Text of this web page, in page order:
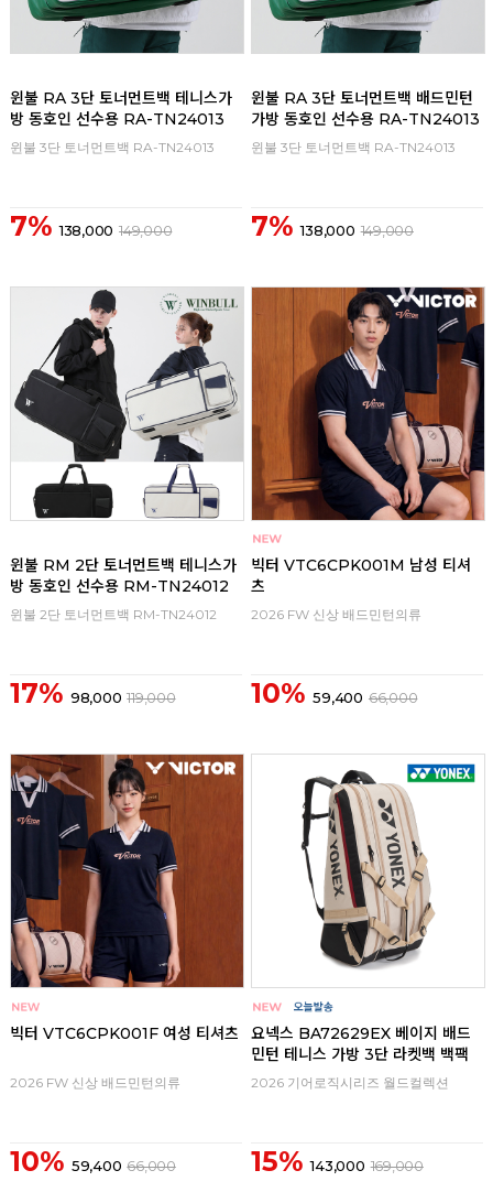
윈불 RA 3단 토너먼트백 테니스가
방 동호인 선수용 RA-TN24013
윈불 3단 토너먼트백 RA-TN24013
7% 138,000 149,000
윈불 RA 3단 토너먼트백 배드민턴
가방 동호인 선수용 RA-TN24013
윈불 3단 토너먼트백 RA-TN24013
7% 138,000 149,000
윈불 RM 2단 토너먼트백 테니스가
방 동호인 선수용 RM-TN24012
윈불 2단 토너먼트백 RM-TN24012
17% 98,000 119,000
빅터 VTC6CPK001M 남성 티셔
츠
2026 FW 신상 배드민턴의류
10% 59,400 66,000
빅터 VTC6CPK001F 여성 티셔츠
2026 FW 신상 배드민턴의류
10% 59,400 66,000
요넥스 BA72629EX 베이지 배드
민턴 테니스 가방 3단 라켓백 백팩
2026 기어로직시리즈 월드컬렉션
15% 143,000 169,000